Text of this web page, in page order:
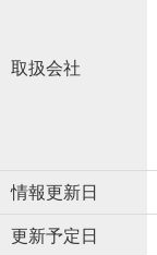
取扱会社
情報更新日
更新予定日